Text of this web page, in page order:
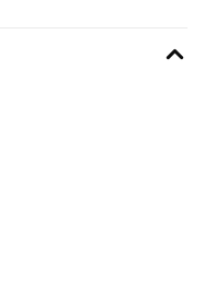
und dass Sie sich für
sehr leid, dass das
entsprochen hat.
Geräusche sein können,
einigen Kunden